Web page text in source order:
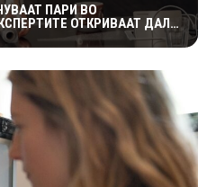
ПАРИ ВО
ОТКРИВААТ ДАЛИ